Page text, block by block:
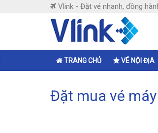
Vlink - Đặt vé nhanh, đồng
Vlink
Đặt
vé
đồng
TRANG CHỦ VÉ NỘI ĐỊA
Đặt mua vé